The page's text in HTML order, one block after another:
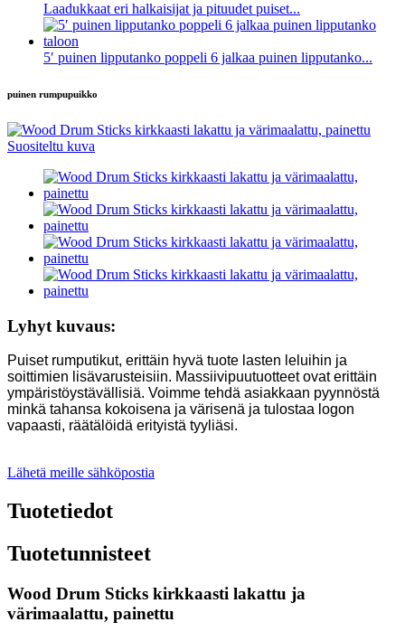
Laadukkaat eri halkaisijat ja pituudet puiset...
5′ puinen lipputanko poppeli 6 jalkaa puinen lipputanko...
puinen rumpupuikko
Lyhyt kuvaus:
Puiset rumputikut, erittäin hyvä tuote lasten leluihin ja
soittimien lisävarusteisiin. Massiivipuutuotteet ovat erittäin
ympäristöystävällisiä. Voimme tehdä asiakkaan pyynnöstä
minkä tahansa kokoisena ja värisenä ja tulostaa logon
vapaasti, räätälöidä erityistä tyyliäsi.
Lähetä meille sähköpostia
Tuotetiedot
Tuotetunnisteet
Wood Drum Sticks kirkkaasti lakattu ja
värimaalattu, painettu